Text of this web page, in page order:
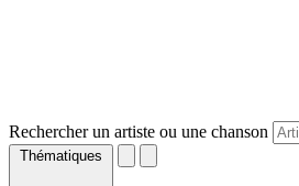
Rechercher un artiste ou une chanson
Thématiques